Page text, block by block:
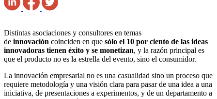
Distintas asociaciones y consultores en temas
de innovación coinciden en que sólo el 10 por ciento de las ideas
innovadoras tienen éxito y se monetizan, y la razón principal es
que el producto no es la estrella del evento, sino el consumidor.
La innovación empresarial no es una casualidad sino un proceso que
requiere metodología y una visión clara para pasar de una idea a una
iniciativa, de presentaciones a experimentos, y de un departamento a